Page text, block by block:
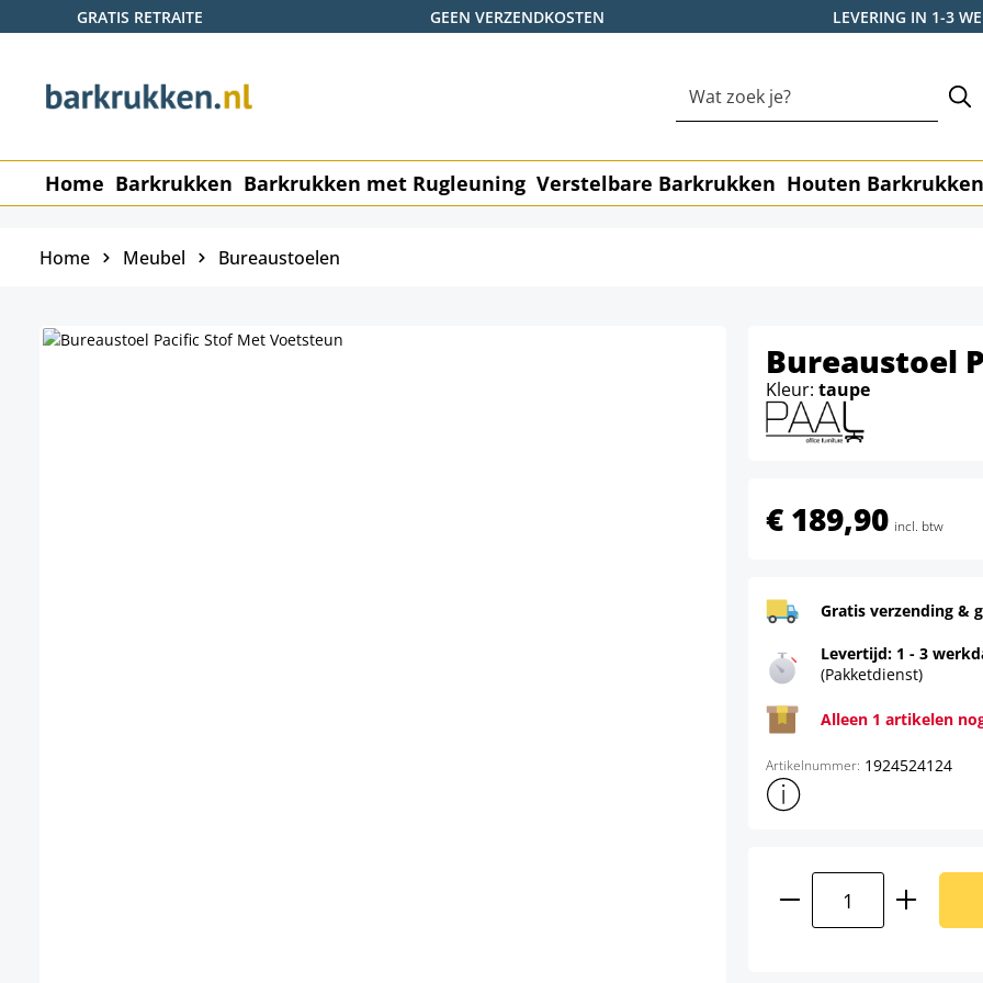
de hoofdinhoud
Ga naar de zoekopdracht
Ga naar de hoofdnavigatie
GRATIS RETRAITE GEEN VERZENDKOSTEN LEVERING IN 1-3
Home Barkrukken Barkrukken met Rugleuning Verstelbare Barkrukken Houten Barkrukken
Home Meubel Bureaustoelen
Bureaustoel
Kleur: taupe
€ 189,90 incl. btw
Gratis verzending &
Levertijd: 1 - 3
(Pakketdienst)
Alleen 1 artikelen
Artikelnummer: 1924524124
Toon meer productinformatie